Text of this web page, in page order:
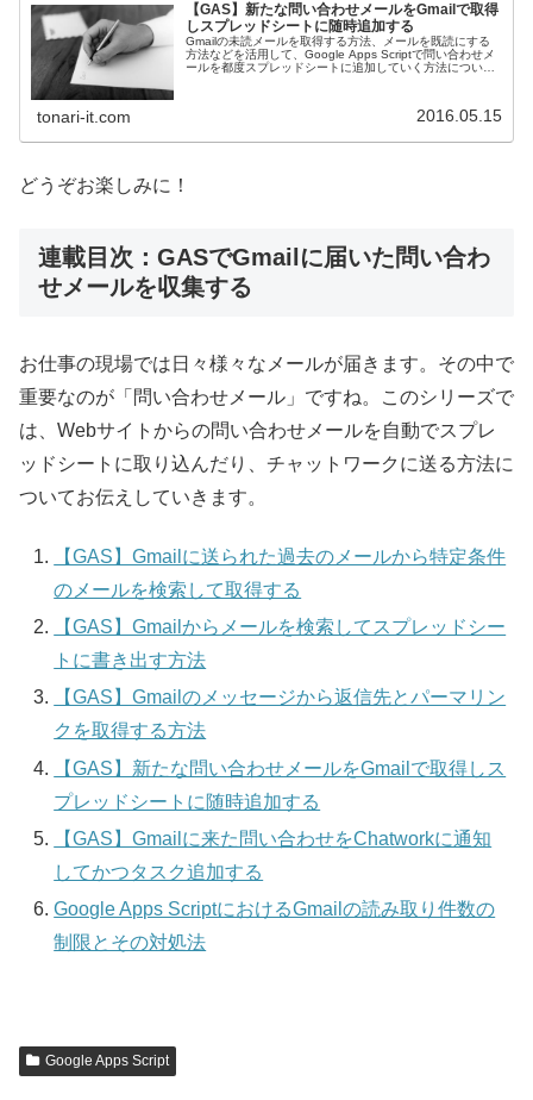
【GAS】新たな問い合わせメールをGmailで取得
しスプレッドシートに随時追加する
Gmailの未読メールを取得する方法、メールを既読にする
方法などを活用して、Google Apps Scriptで問い合わせメ
ールを都度スプレッドシートに追加していく方法について
tonari-it.com 2016.05.15
どうぞお楽しみに！
連載目次：GASでGmailに届いた問い合わ
せメールを収集する
お仕事の現場では日々様々なメールが届きます。その中で
重要なのが「問い合わせメール」ですね。このシリーズで
は、Webサイトからの問い合わせメールを自動でスプレ
ッドシートに取り込んだり、チャットワークに送る方法に
ついてお伝えしていきます。
【GAS】Gmailに送られた過去のメールから特定条件
のメールを検索して取得する
【GAS】Gmailからメールを検索してスプレッドシー
トに書き出す方法
【GAS】Gmailのメッセージから返信先とパーマリン
クを取得する方法
【GAS】新たな問い合わせメールをGmailで取得しス
プレッドシートに随時追加する
【GAS】Gmailに来た問い合わせをChatworkに通知
してかつタスク追加する
Google Apps ScriptにおけるGmailの読み取り件数の
制限とその対処法
Google Apps Script